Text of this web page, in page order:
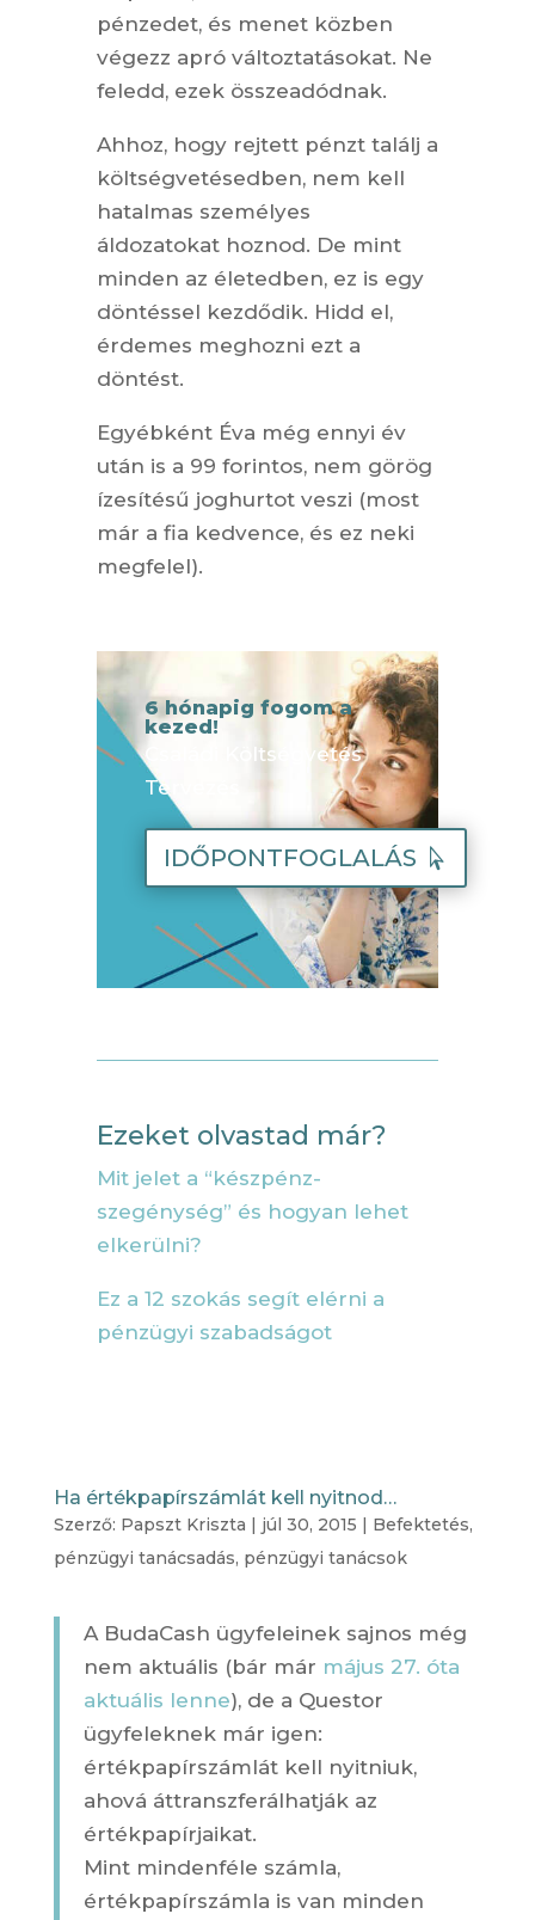
pénzedet, és menet közben
végezz apró változtatásokat. Ne
feledd, ezek összeadódnak.
Ahhoz, hogy rejtett pénzt találj a
költségvetésedben, nem kell
hatalmas személyes
áldozatokat hoznod. De mint
minden az életedben, ez is egy
döntéssel kezdődik. Hidd el,
érdemes meghozni ezt a
döntést.
Egyébként Éva még ennyi év
után is a 99 forintos, nem görög
ízesítésű joghurtot veszi (most
már a fia kedvence, és ez neki
megfelel).
6 hónapig fogom a
kezed!
Családi Költségvetés
Tervezés
IDŐPONTFOGLALÁS
Ezeket olvastad már?
Mit jelet a “készpénz-
szegénység” és hogyan lehet
elkerülni?
Ez a 12 szokás segít elérni a
pénzügyi szabadságot
Ha értékpapírszámlát kell nyitnod…
Szerző: Papszt Kriszta | júl 30, 2015 | Befektetés,
pénzügyi tanácsadás, pénzügyi tanácsok
A BudaCash ügyfeleinek sajnos még
nem aktuális (bár már május 27. óta
aktuális lenne), de a Questor
ügyfeleknek már igen:
értékpapírszámlát kell nyitniuk,
ahová áttranszferálhatják az
értékpapírjaikat.
Mint mindenféle számla,
értékpapírszámla is van minden